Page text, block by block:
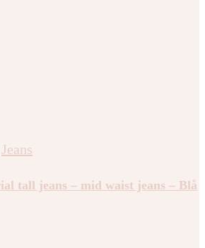
Jeans
tall jeans – mid waist jeans – Blå